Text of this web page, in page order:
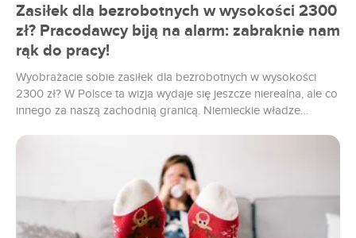
Zasiłek dla bezrobotnych w wysokości 2300
zł? Pracodawcy biją na alarm: zabraknie nam
rąk do pracy!
Wyobrażacie sobie zasiłek dla bezrobotnych w wysokości
2300 zł? W Polsce ta wizja wydaje się jeszcze nierealna, ale co
innego za naszą zachodnią granicą. Niemieckie władze
czasach i między innymi padł właśnie taki pomysł, by wyraźnie
zwiększyć wartość zasiłku dla osób pozostających bez pracy.
Co na to niemieccy pracodawcy? Możecie sobie tylko
wyobrazić, jak wielkie przerażenie wywołała w nich ta wizja.